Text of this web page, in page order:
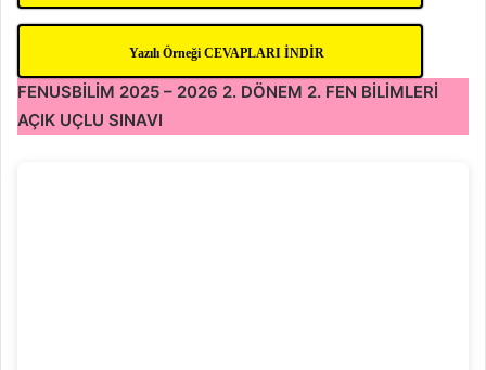
Yazılı Örneği CEVAPLARI İNDİR
FENUSBİLİM 2025 – 2026 2. DÖNEM 2. FEN BİLİMLERİ
AÇIK UÇLU SINAVI